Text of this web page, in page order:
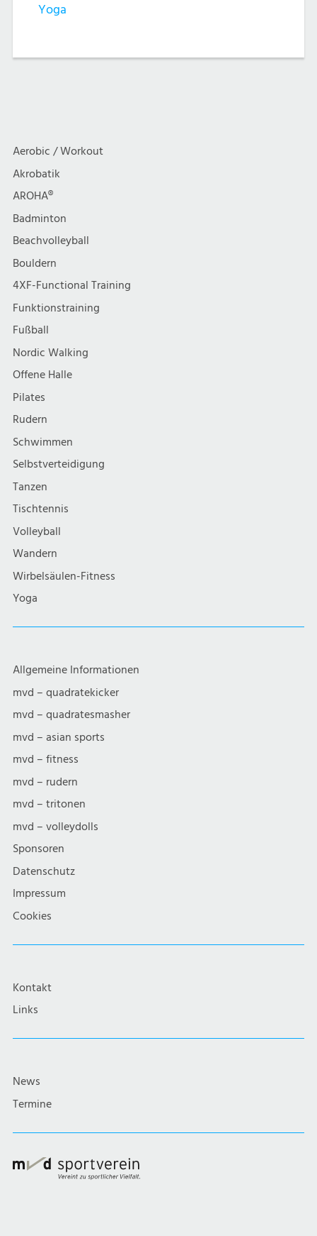
Yoga
Aerobic / Workout
Akrobatik
AROHA®
Badminton
Beachvolleyball
Bouldern
4XF-Functional Training
Funktionstraining
Fußball
Nordic Walking
Offene Halle
Pilates
Rudern
Schwimmen
Selbstverteidigung
Tanzen
Tischtennis
Volleyball
Wandern
Wirbelsäulen-Fitness
Yoga
Allgemeine Informationen
mvd – quadratekicker
mvd – quadratesmasher
mvd – asian sports
mvd – fitness
mvd – rudern
mvd – tritonen
mvd – volleydolls
Sponsoren
Datenschutz
Impressum
Cookies
Kontakt
Links
News
Termine